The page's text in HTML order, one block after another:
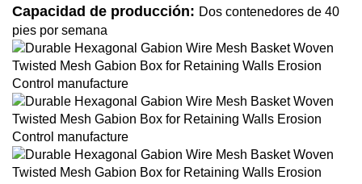
Capacidad de producción: Dos contenedores de 40
pies por semana